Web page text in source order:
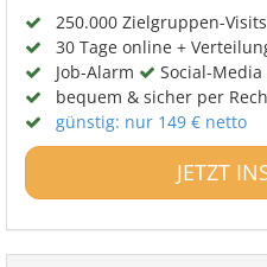
250.000 Zielgruppen-
30 Tage online +
Job-Alarm
Social-Media
bequem & sicher per
günstig: nur 149 € netto
JETZT